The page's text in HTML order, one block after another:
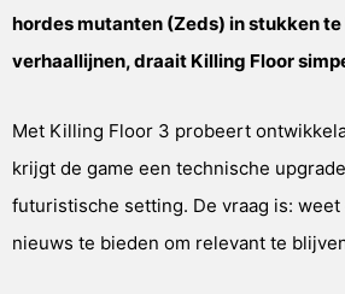
hordes mutanten (Zeds) in stukken
verhaallijnen, draait Killing Floor
Met Killing Floor 3 probeert
krijgt de game een technische
futuristische setting. De vraag is:
nieuws te bieden om relevant te